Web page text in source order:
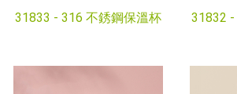
31833 - 316 不銹鋼保溫杯 31832 -